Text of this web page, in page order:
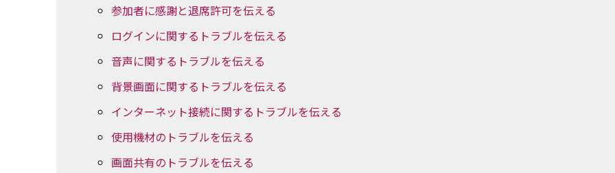
参加者に感謝と退席許可を伝える
ログインに関するトラブルを伝える
音声に関するトラブルを伝える
背景画面に関するトラブルを伝える
インターネット接続に関するトラブルを伝える
使用機材のトラブルを伝える
画面共有のトラブルを伝える